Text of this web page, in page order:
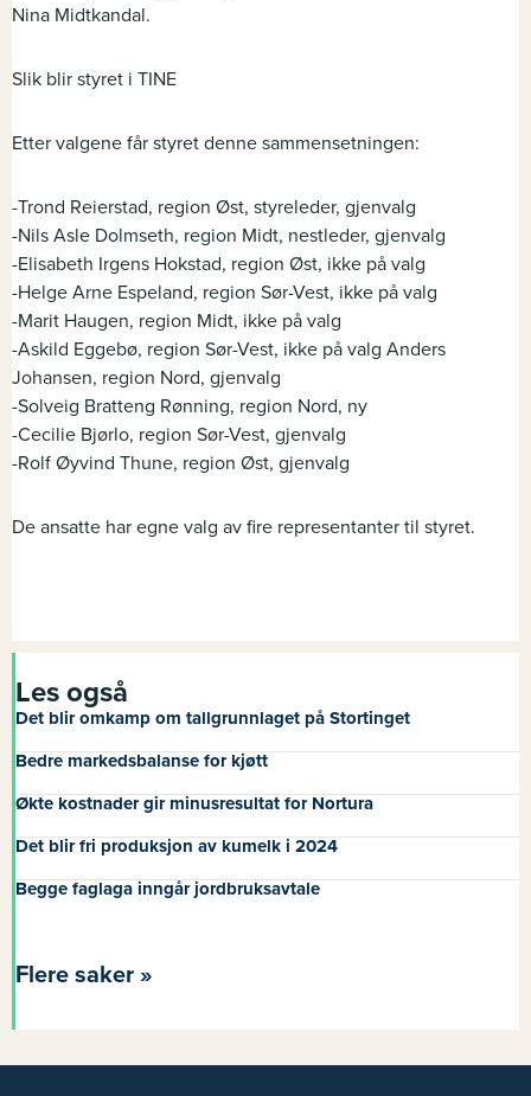
Nina Midtkandal.
Slik blir styret i TINE
Etter valgene får styret denne sammensetningen:
-Trond Reierstad, region Øst, styreleder, gjenvalg
-Nils Asle Dolmseth, region Midt, nestleder, gjenvalg
-Elisabeth Irgens Hokstad, region Øst, ikke på valg
-Helge Arne Espeland, region Sør-Vest, ikke på valg
-Marit Haugen, region Midt, ikke på valg
-Askild Eggebø, region Sør-Vest, ikke på valg Anders
Johansen, region Nord, gjenvalg
-Solveig Bratteng Rønning, region Nord, ny
-Cecilie Bjørlo, region Sør-Vest, gjenvalg
-Rolf Øyvind Thune, region Øst, gjenvalg
De ansatte har egne valg av fire representanter til styret.
Les også
Det blir omkamp om tallgrunnlaget på Stortinget
Bedre markedsbalanse for kjøtt
Økte kostnader gir minusresultat for Nortura
Det blir fri produksjon av kumelk i 2024
Begge faglaga inngår jordbruksavtale
Flere saker »